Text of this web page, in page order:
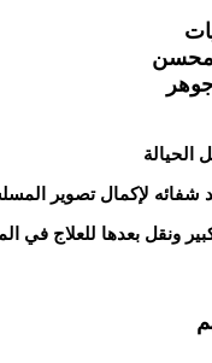
محسن
شفائه لإكمال تصوير